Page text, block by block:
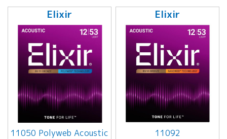
Elixir
11050 Polyweb Acoustic
Elixir
11092